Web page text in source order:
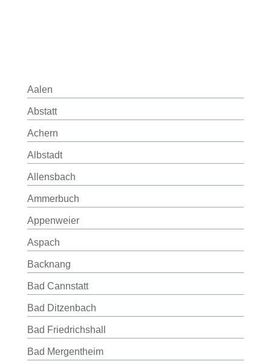
Aalen
Abstatt
Achern
Albstadt
Allensbach
Ammerbuch
Appenweier
Aspach
Backnang
Bad Cannstatt
Bad Ditzenbach
Bad Friedrichshall
Bad Mergentheim